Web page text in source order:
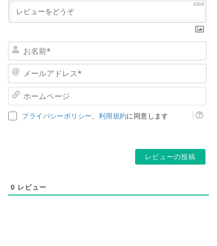
4000
名
ア
ー
プライバシーポリシー、 利用規約に同意します
0 レビュー